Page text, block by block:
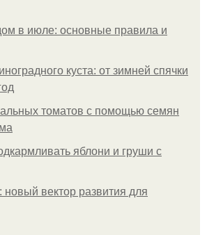
в июле: основные правила и
куста: от зимней спячки
томатов с помощью семян
яблони и груши с
новый вектор развития для